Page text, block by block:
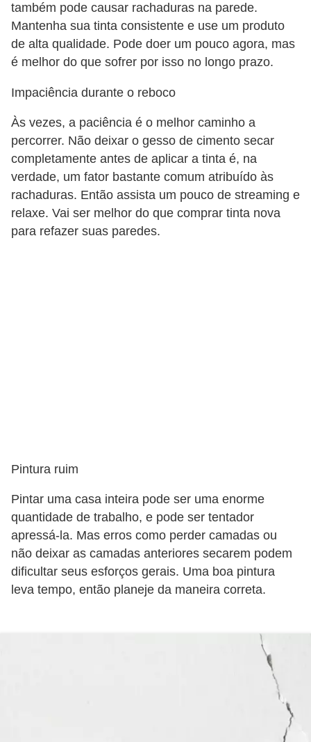
também pode causar rachaduras na parede.
Mantenha sua tinta consistente e use um produto
de alta qualidade. Pode doer um pouco agora, mas
é melhor do que sofrer por isso no longo prazo.
Impaciência durante o reboco
Às vezes, a paciência é o melhor caminho a
percorrer. Não deixar o gesso de cimento secar
completamente antes de aplicar a tinta é, na
verdade, um fator bastante comum atribuído às
rachaduras. Então assista um pouco de streaming e
relaxe. Vai ser melhor do que comprar tinta nova
para refazer suas paredes.
Pintura ruim
Pintar uma casa inteira pode ser uma enorme
quantidade de trabalho, e pode ser tentador
apressá-la. Mas erros como perder camadas ou
não deixar as camadas anteriores secarem podem
dificultar seus esforços gerais. Uma boa pintura
leva tempo, então planeje da maneira correta.